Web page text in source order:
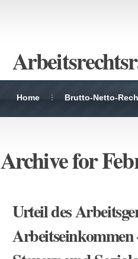
Home Brutto-Netto-
Archive for
Urteil des
Arbeitseinkommen